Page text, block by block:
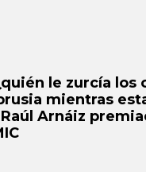
le zurcía los
mientras
Arnáiz